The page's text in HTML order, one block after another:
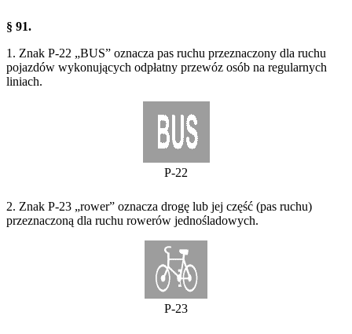
§ 91.
1. Znak P-22 „BUS” oznacza pas ruchu przeznaczony dla ruchu
pojazdów wykonujących odpłatny przewóz osób na regularnych
liniach.
P-22
2. Znak P-23 „rower” oznacza drogę lub jej część (pas ruchu)
przeznaczoną dla ruchu rowerów jednośladowych.
P-23